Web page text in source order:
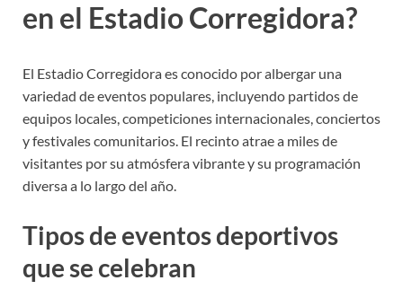
en el Estadio Corregidora?
El Estadio Corregidora es conocido por albergar una
variedad de eventos populares, incluyendo partidos de
equipos locales, competiciones internacionales, conciertos
y festivales comunitarios. El recinto atrae a miles de
visitantes por su atmósfera vibrante y su programación
diversa a lo largo del año.
Tipos de eventos deportivos
que se celebran